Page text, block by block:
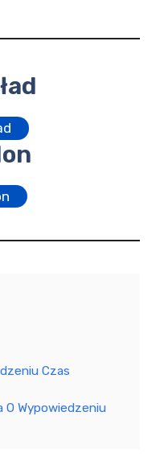
Czas
O Wypowiedzeniu